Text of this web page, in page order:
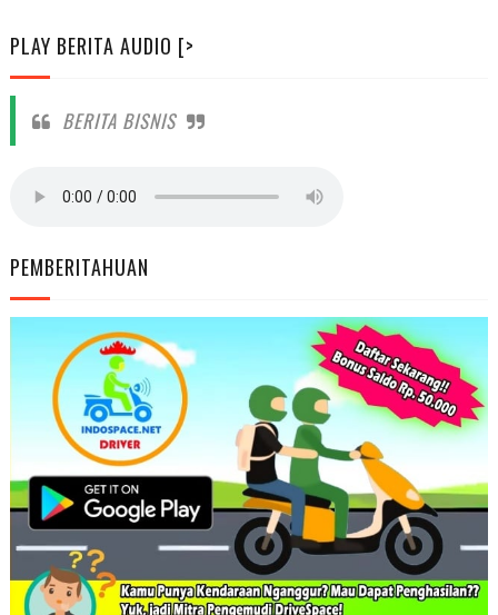
PLAY BERITA AUDIO [>
BERITA BISNIS
PEMBERITAHUAN